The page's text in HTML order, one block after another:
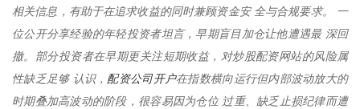
相关信息，有助于在追求收益的同时兼顾资金安 全与合规要求。 一
位公开分享经验的年轻投资者坦言，早期盲目加仓让他遭遇最 深回
撤。部分投资者在早期更关注短期收益，对炒股配资网站的风险属
性缺乏足够 认识， 配资公司开户在指数横向运行但内部波动放大的
时期叠加高波动的阶段，很容易因为仓位 过重、缺乏止损纪律而遭